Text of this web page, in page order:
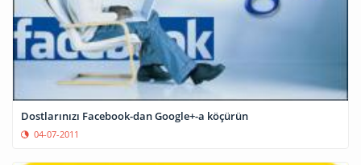
Dostlarınızı Facebook-dan Google+-a köçürün
04-07-2011